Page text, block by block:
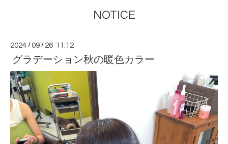
NOTICE
2024 /09 / 26 11:12
グラデーション秋の暖色カラー